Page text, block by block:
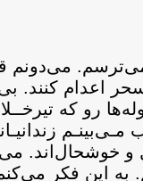
می‌دونم
اعدام کنند.
رو که
خوشحال‌اند.
اين فكر